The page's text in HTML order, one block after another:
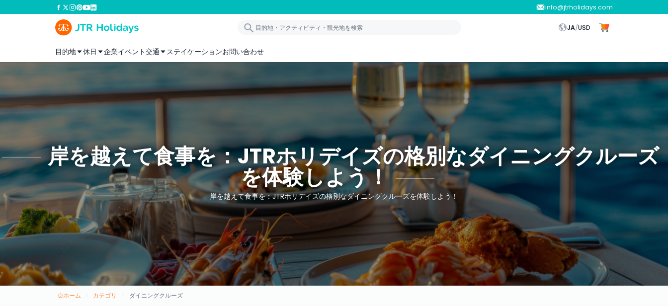
info@jtrholidays.com
JA/USD
目的地 休日 企業イベント交通 ステイケーションお問い合わせ
岸を越えて食事を：JTRホリデイズの格別なダイニングクルーズ
を体験しよう！
岸を越えて食事を：JTRホリデイズの格別なダイニングクルーズを体験しよう！
ホーム カテゴリ ダイニングクルーズ